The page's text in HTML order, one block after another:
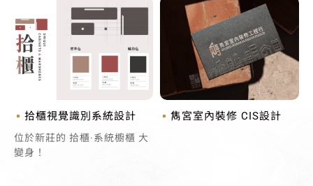
拾櫃視覺識別系統設計
位於新莊的 拾櫃·系統櫥櫃 大
變身！
雋宮室內裝修 CIS設計